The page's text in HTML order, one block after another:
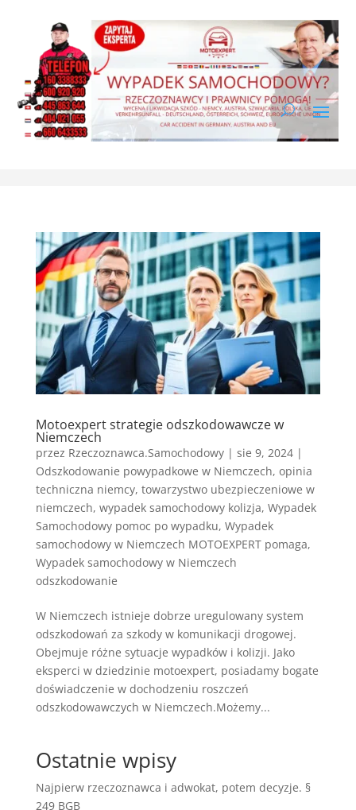
Motoexpert strategie odszkodowawcze w
Niemczech
przez Rzeczoznawca.Samochodowy| sie 9, 2024|
Odszkodowanie powypadkowe w Niemczech, opinia
techniczna niemcy, towarzystwo ubezpieczeniowe w
niemczech, wypadek samochodowy kolizja, Wypadek
Samochodowy pomoc po wypadku, Wypadek
samochodowy w Niemczech MOTOEXPERT pomaga,
Wypadek samochodowy w Niemczech
odszkodowanie
W Niemczech istnieje dobrze uregulowany system
odszkodowań za szkody w komunikacji drogowej.
Obejmuje różne sytuacje wypadków i kolizji. Jako
eksperci w dziedzinie motoexpert, posiadamy bogate
doświadczenie w dochodzeniu roszczeń
odszkodowawczych w Niemczech.Możemy...
Ostatnie wpisy
Najpierw rzeczoznawca i adwokat, potem decyzje. §
249 BGB